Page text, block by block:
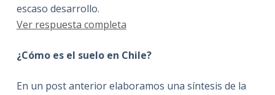
escaso desarrollo.
Ver respuesta completa
¿Cómo es el suelo en Chile?
En un post anterior elaboramos una síntesis de la